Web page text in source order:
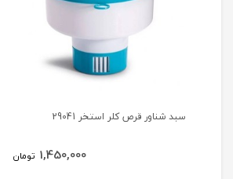
سبد شناور قرص کلر استخر 29041
1,450,000 تومان